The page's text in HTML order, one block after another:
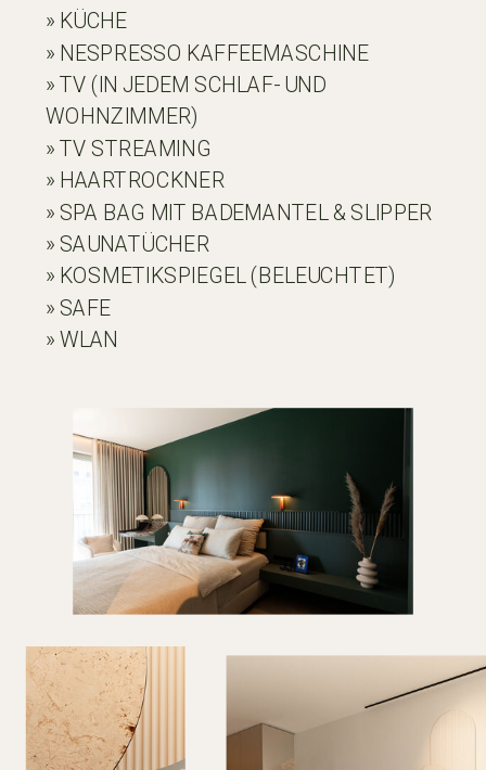
» KÜCHE
» NESPRESSO KAFFEEMASCHINE
» TV (IN JEDEM SCHLAF- UND
WOHNZIMMER)
» TV STREAMING
» HAARTROCKNER
» SPA BAG MIT BADEMANTEL & SLIPPER
» SAUNATÜCHER
» KOSMETIKSPIEGEL (BELEUCHTET)
» SAFE
» WLAN